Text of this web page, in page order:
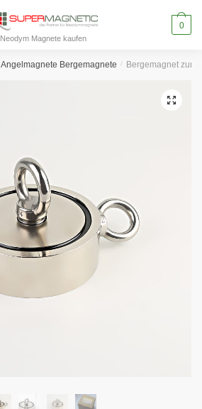
Neodym Magnete kaufen
0
Angelmagnete Bergemagnete / Bergemagnet zum
🔍